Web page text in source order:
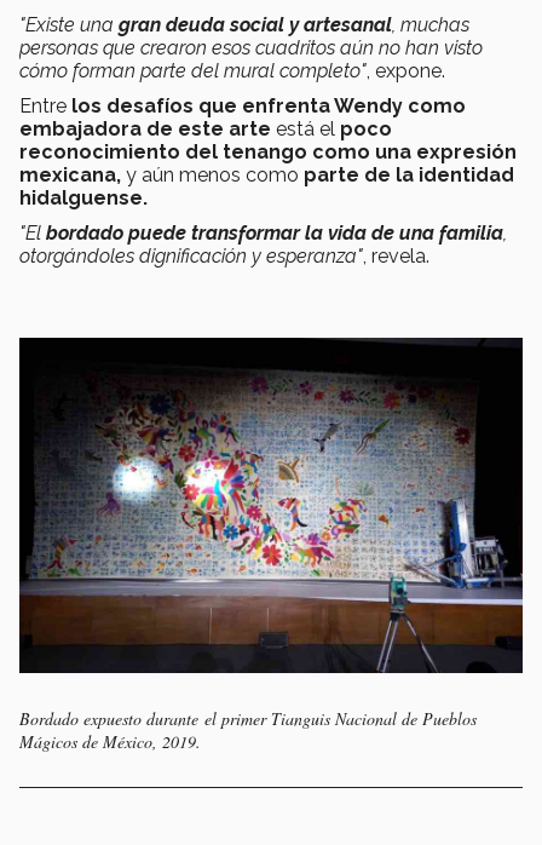
"Existe una gran deuda social y artesanal, muchas
personas que crearon esos cuadritos aún no han visto
cómo forman parte del mural completo", expone.
Entre los desafíos que enfrenta Wendy como
embajadora de este arte está el poco
reconocimiento del tenango como una expresión
mexicana, y aún menos como parte de la identidad
hidalguense.
"El bordado puede transformar la vida de una familia,
otorgándoles dignificación y esperanza", revela.
Bordado expuesto durante el primer Tianguis Nacional de Pueblos
Mágicos de México, 2019.